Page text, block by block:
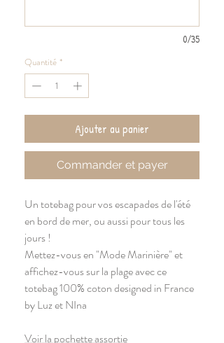
0/35
Quantité *
Ajouter au panier
Commander et payer
Un totebag pour vos escapades de l'été
en bord de mer, ou aussi pour tous les
jours !
Mettez-vous en "Mode Marinière" et
affichez-vous sur la plage avec ce
totebag 100% coton designed in France
by Luz et NIna
Voir la pochette assortie